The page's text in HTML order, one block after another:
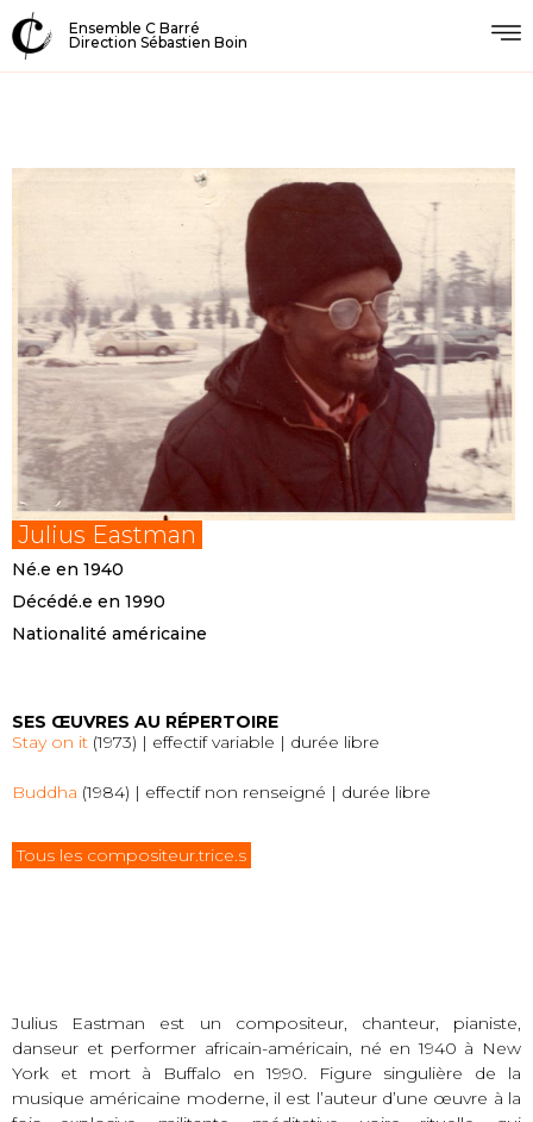
Ensemble C Barré
Direction Sébastien Boin
Julius Eastman
Né.e en 1940
Décédé.e en 1990
Nationalité américaine
SES ŒUVRES AU RÉPERTOIRE
Stay on it (1973) | effectif variable | durée libre
Buddha (1984) | effectif non renseigné | durée libre
Tous les compositeur.trice.s
Julius Eastman est un compositeur, chanteur, pianiste,
danseur et performer africain-américain, né en 1940 à New
York et mort à Buffalo en 1990. Figure singulière de la
musique américaine moderne, il est l’auteur d’une œuvre à la